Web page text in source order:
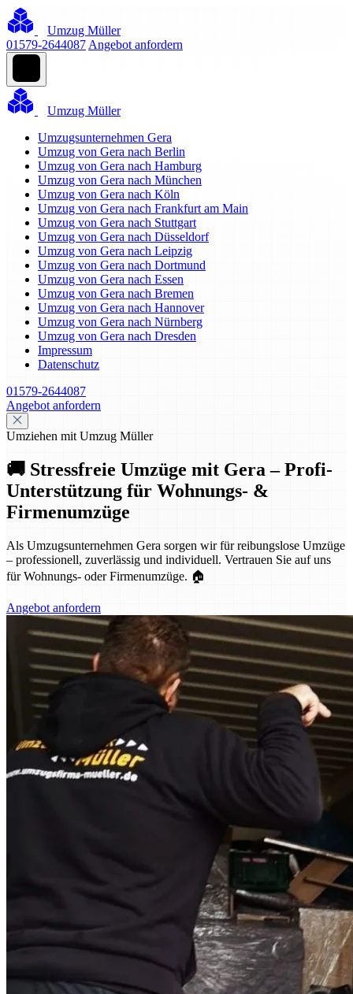
Umzug Müller
01579-2644087 Angebot anfordern
Umzug Müller
Umzugsunternehmen Gera
Umzug von Gera nach Berlin
Umzug von Gera nach Hamburg
Umzug von Gera nach München
Umzug von Gera nach Köln
Umzug von Gera nach Frankfurt am Main
Umzug von Gera nach Stuttgart
Umzug von Gera nach Düsseldorf
Umzug von Gera nach Leipzig
Umzug von Gera nach Dortmund
Umzug von Gera nach Essen
Umzug von Gera nach Bremen
Umzug von Gera nach Hannover
Umzug von Gera nach Nürnberg
Umzug von Gera nach Dresden
Impressum
Datenschutz
01579-2644087
Angebot anfordern
Umziehen mit Umzug Müller
🚚 Stressfreie Umzüge mit Gera – Profi-
Unterstützung für Wohnungs- &
Firmenumzüge
Als Umzugsunternehmen Gera sorgen wir für reibungslose Umzüge
– professionell, zuverlässig und individuell. Vertrauen Sie auf uns
für Wohnungs- oder Firmenumzüge. 🏠
Angebot anfordern